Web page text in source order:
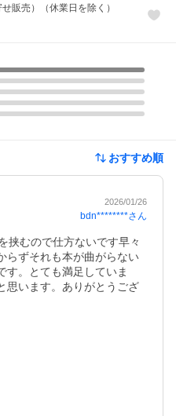
販売）（休業日を除く）
おすすめ順
2026/01/26
bdn********さん
挟むので仕方ないです早々
らずそれも本が曲がらない
す。とても満足していま
思います。ありがとうござ